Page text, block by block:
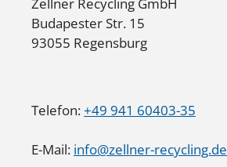
Budapester Str. 15
93055 Regensburg
Telefon:+49 941 60403-35
E-Mail: info@zellner-recycling.de